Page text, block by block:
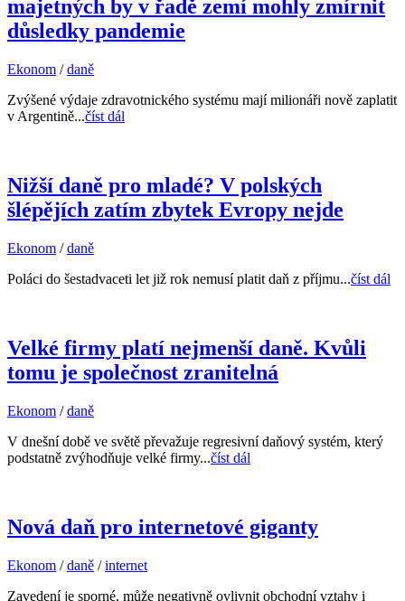
majetných by v řadě zemí mohly zmírnit
důsledky pandemie
Ekonom /daně
Zvýšené výdaje zdravotnického systému mají milionáři nově zaplatit
v Argentině...číst dál
Nižší daně pro mladé? V polských
šlépějích zatím zbytek Evropy nejde
Ekonom /daně
Poláci do šestadvaceti let již rok nemusí platit daň z příjmu...číst dál
Velké firmy platí nejmenší daně. Kvůli
tomu je společnost zranitelná
Ekonom /daně
V dnešní době ve světě převažuje regresivní daňový systém, který
podstatně zvýhodňuje velké firmy...číst dál
Nová daň pro internetové giganty
Ekonom /daně /internet
Zavedení je sporné, může negativně ovlivnit obchodní vztahy i